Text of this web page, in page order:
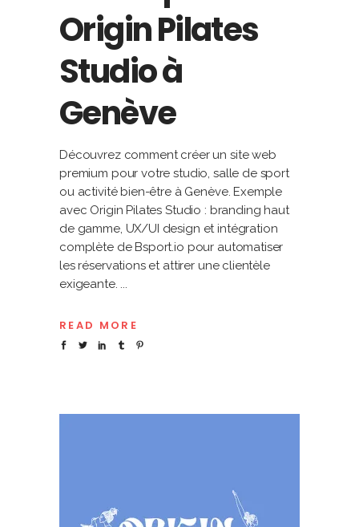
Origin Pilates
Studio à
Genève
Découvrez comment créer un site web
premium pour votre studio, salle de sport
ou activité bien-être à Genève. Exemple
avec Origin Pilates Studio : branding haut
de gamme, UX/UI design et intégration
complète de Bsport.io pour automatiser
les réservations et attirer une clientèle
exigeante.
READ MORE